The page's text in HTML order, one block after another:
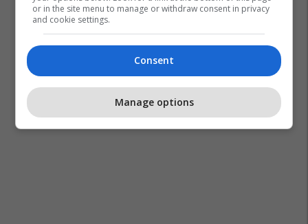
or in the site menu to manage or withdraw consent in privacy
and cookie settings.
Consent
Manage options